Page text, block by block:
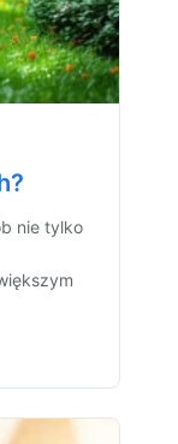
nie tylko